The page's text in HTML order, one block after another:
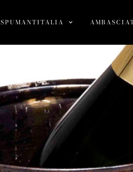
SPUMANTITALIA